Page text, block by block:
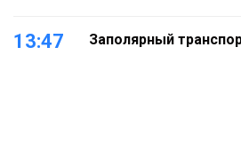
13:47
Заполярный